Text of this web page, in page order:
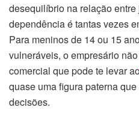
desequilíbrio na relação
dependência é tantas vezes
Para meninos de 14 ou 15
vulneráveis, o empresário
comercial que pode te levar
quase uma figura paterna
decisões.